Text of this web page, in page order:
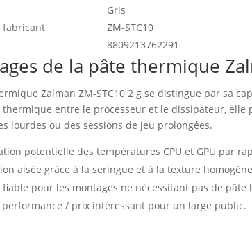
Gris
fabricant
ZM-STC10
8809213762291
de la pâte thermique
Zalman ZM-STC10 2 g se distingue par sa
thermique entre le processeur et le dissipateur,
lourdes ou des sessions de jeu prolongées.
potentielle des températures CPU et GPU par
aisée grâce à la seringue et à la texture
fiable pour les montages ne nécessitant pas de pâte
performance / prix intéressant pour un large public.